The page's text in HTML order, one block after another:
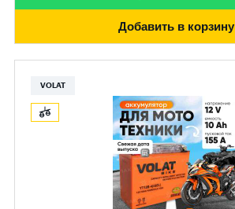
Добавить в корзину
VOLAT